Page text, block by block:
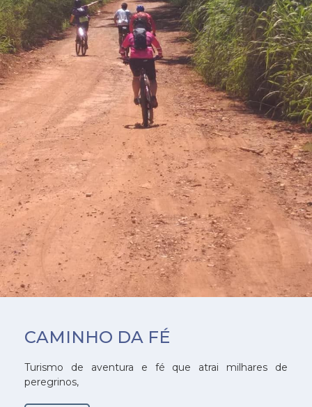
CAMINHO DA FÉ
Turismo de aventura e fé que atrai milhares de
peregrinos,